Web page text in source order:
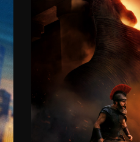
09.08.2026.
10.08.2026.
12.08.2026.